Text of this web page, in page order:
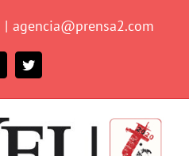
| agencia@prensa2.com
FacebookTwitter